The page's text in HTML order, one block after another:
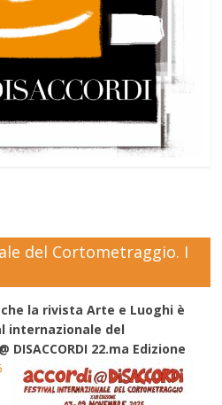
del Cortometraggio. I
la rivista Arte e Luoghi è
internazionale del
22.ma Edizione